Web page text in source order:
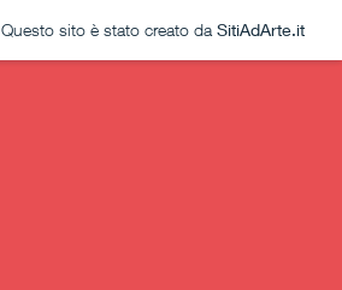
Questo sito è stato creato da SitiAdArte.it